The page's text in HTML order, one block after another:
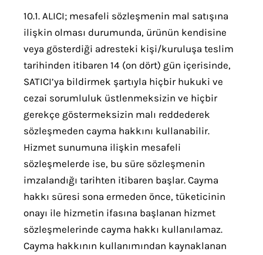
10.1. ALICI; mesafeli sözleşmenin mal satışına
ilişkin olması durumunda, ürünün kendisine
veya gösterdiği adresteki kişi/kuruluşa teslim
tarihinden itibaren 14 (on dört) gün içerisinde,
SATICI’ya bildirmek şartıyla hiçbir hukuki ve
cezai sorumluluk üstlenmeksizin ve hiçbir
gerekçe göstermeksizin malı reddederek
sözleşmeden cayma hakkını kullanabilir.
Hizmet sunumuna ilişkin mesafeli
sözleşmelerde ise, bu süre sözleşmenin
imzalandığı tarihten itibaren başlar. Cayma
hakkı süresi sona ermeden önce, tüketicinin
onayı ile hizmetin ifasına başlanan hizmet
sözleşmelerinde cayma hakkı kullanılamaz.
Cayma hakkının kullanımından kaynaklanan